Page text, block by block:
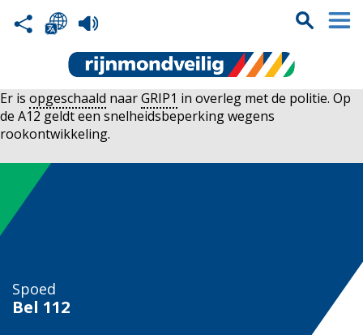
Er is opgeschaald naarGRIP1 in overleg met de politie. Op
de A12 geldt een snelheidsbeperking wegens
rookontwikkeling.
Spoed
Bel 112